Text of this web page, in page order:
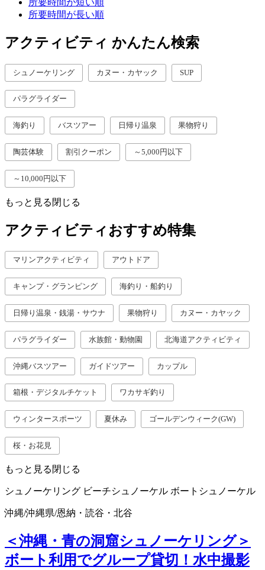
所要時間が長い順
アクティビティ かんたん検索
シュノーケリング カヌー・カヤック SUP
パラグライダー
海釣り バスツアー 日帰り温泉 果物狩り
陶芸体験 割引クーポン ～5,000円以下
～10,000円以下
もっと見る 閉じる
アクティビティおすすめ特集
マリンアクティビティ アウトドア
キャンプ・グランピング 海釣り・船釣り
日帰り温泉・銭湯・サウナ 果物狩り カヌー・カヤック
パラグライダー 水族館・動物園 北海道アクティビティ
沖縄バスツアー ガイドツアー カップル
箱根・デジタルチケット ワカサギ釣り
ウィンタースポーツ 夏休み ゴールデンウィーク(GW)
桜・お花見
もっと見る 閉じる
シュノーケリング ビーチシュノーケル ボートシュノーケル
沖縄/沖縄県/恩納・読谷・北谷
＜沖縄・青の洞窟シュノーケリング＞
ボート利用でグループ貸切！水中撮影